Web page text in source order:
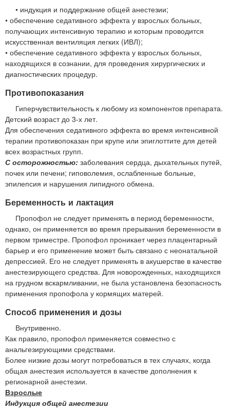
• индукция и поддержание общей анестезии;
• обеспечение седативного эффекта у взрослых больных,
получающих интенсивную терапию и которым проводится
искусственная вентиляция легких (ИВЛ);
• обеспечение седативного эффекта у взрослых больных,
находящихся в сознании, для проведения хирургических и
диагностических процедур.
Противопоказания
Гиперчувствительность к любому из компонентов препарата.
Детский возраст до 3-х лет.
Для обеспечения седативного эффекта во время интенсивной
терапии противопоказан при крупе или эпиглоттите для детей
всех возрастных групп.
С осторожностью: заболевания сердца, дыхательных путей,
почек или печени; гиповолемия, ослабленные больные,
эпилепсия и нарушения липидного обмена.
Беременность и лактация
Пропофол не следует применять в период беременности,
однако, он применяется во время прерывания беременности в
первом триместре. Пропофол проникает через плацентарный
барьер и его применение может быть связано с неонатальной
депрессией. Его не следует применять в акушерстве в качестве
анестезирующего средства. Для новорожденных, находящихся
на грудном вскармливании, не была установлена безопасность
применения пропофола у кормящих матерей.
Способ применения и дозы
Внутривенно.
Как правило, пропофол применяется совместно с
анальгезирующими средствами.
Более низкие дозы могут потребоваться в тех случаях, когда
общая анестезия используется в качестве дополнения к
регионарной анестезии.
Взрослые
Индукция общей анестезии